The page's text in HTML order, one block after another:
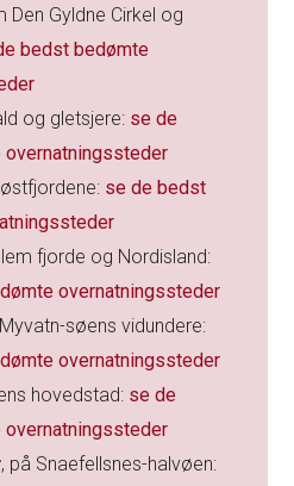
Den Gyldne Cirkel og
bedst bedømte
og gletsjere: se de
se de bedst
fjorde og Nordisland:
overnatningssteder
søens vidundere:
overnatningssteder
hovedstad: se de
, på Snaefellsnes-halvøen: